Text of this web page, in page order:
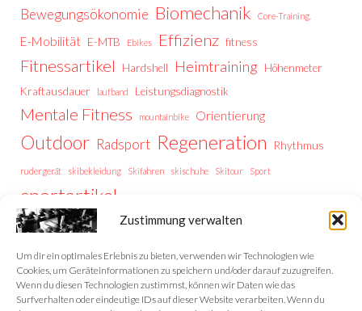
Zustimmung verwalten
Um dir ein optimales Erlebnis zu bieten, verwenden wir Technologien wie
Cookies, um Geräteinformationen zu speichern und/oder darauf zuzugreifen.
Wenn du diesen Technologien zustimmst, können wir Daten wie das
Surfverhalten oder eindeutige IDs auf dieser Website verarbeiten. Wenn du
Bewegungsökonomie Biomechanik Core-Training.
E-Mobilität E-MTB Ebikes Effizienz fitness
Fitnessartikel Hardshell Heimtraining
Höhenmeter
Kraftausdauer
laufband Leistungsdiagnostik
Mentale Fitness mountainbike Orientierung
Outdoor Radsport Regeneration Rhythmus
rudergerät skibekleidung Skifahren skischuhe Skitour Sport
sportartikel
Trainingssteuerung
Trainingstipps Trekking Trekking Vorbereitung